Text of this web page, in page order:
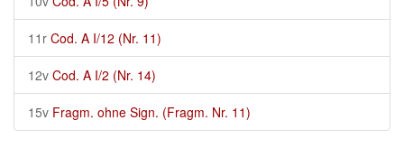
11r Cod. A I/12 (Nr. 11)
12v Cod. A I/2 (Nr. 14)
15v Fragm. ohne Sign. (Fragm. Nr. 11)